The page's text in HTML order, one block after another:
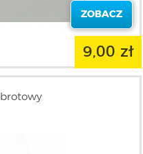
ZOBACZ
9,00 zł